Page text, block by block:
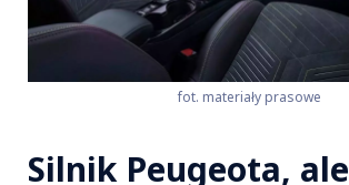
fot. materiały prasowe
Silnik Peugeota, ale